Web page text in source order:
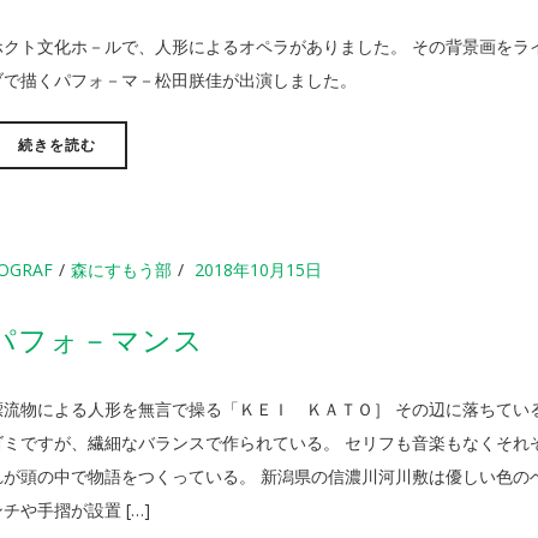
クト文化ホ－ルで、人形によるオペラがありました。 その背景画をラ
描くパフォ－マ－松田朕佳が出演しました。
続きを読む
森にすもう部 2018年10月15日
フォ－マンス
流物による人形を無言で操る「ＫＥＩ ＫＡＴＯ］ その辺に落ちてい
ミですが、繊細なバランスで作られている。 セリフも音楽もなくそれ
が頭の中で物語をつくっている。 新潟県の信濃川河川敷は優しい色の
チや手摺が設置 […]